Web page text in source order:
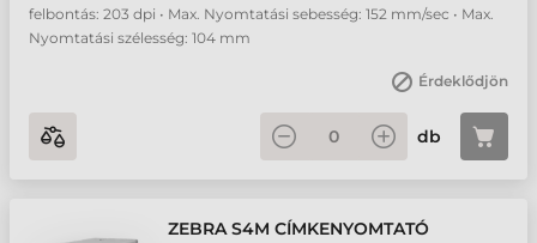
felbontás: 203 dpi • Max. Nyomtatási sebesség: 152 mm/sec • Max.
Nyomtatási szélesség: 104 mm
Érdeklődjön
db
ZEBRA S4M CÍMKENYOMTATÓ